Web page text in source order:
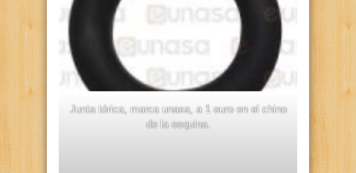
Junta tórica, marca unasa, a 1 euro en el chino
de la esquina.